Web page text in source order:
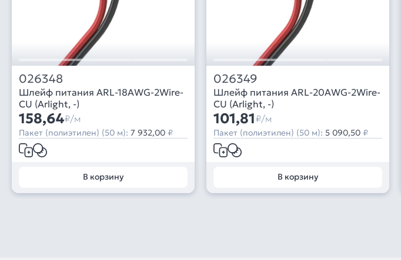
026348
Шлейф питания ARL-18AWG-2Wire-
CU (Arlight, -)
158,64₽/м
Пакет (полиэтилен) (50 м): 7 932,00 ₽
В корзину
026349
Шлейф питания ARL-20AWG-2Wire-
CU (Arlight, -)
101,81₽/м
Пакет (полиэтилен) (50 м): 5 090,50 ₽
В корзину